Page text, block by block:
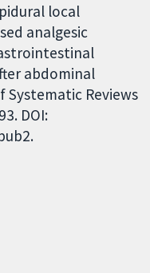
local
analgesic
abdominal
Systematic Reviews
DOI: